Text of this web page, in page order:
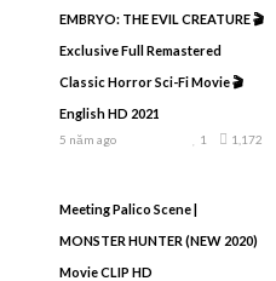
EMBRYO: THE EVIL CREATURE 🎬
Exclusive Full Remastered
Classic Horror Sci-Fi Movie 🎬
English HD 2021
5 năm ago 1,172
1
Meeting Palico Scene |
MONSTER HUNTER (NEW 2020)
Movie CLIP HD